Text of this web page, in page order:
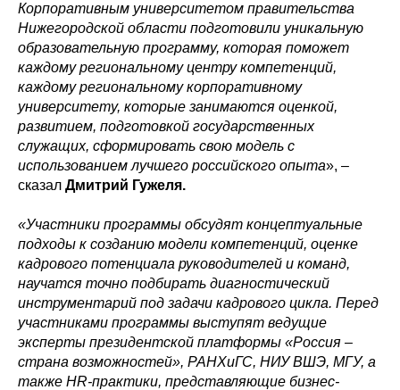
Корпоративным университетом правительства
Нижегородской области подготовили уникальную
образовательную программу, которая поможет
каждому региональному центру компетенций,
каждому региональному корпоративному
университету, которые занимаются оценкой,
развитием, подготовкой государственных
служащих, сформировать свою модель с
использованием лучшего российского опыта», –
сказал Дмитрий Гужеля.
«Участники программы обсудят концептуальные
подходы к созданию модели компетенций, оценке
кадрового потенциала руководителей и команд,
научатся точно подбирать диагностический
инструментарий под задачи кадрового цикла. Перед
участниками программы выступят ведущие
эксперты президентской платформы «Россия –
страна возможностей», РАНХиГС, НИУ ВШЭ, МГУ, а
также HR-практики, представляющие бизнес-